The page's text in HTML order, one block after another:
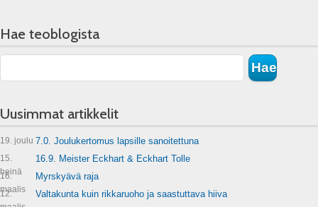
Hae teoblogista
Uusimmat artikkelit
19. joulu 7.0. Joulukertomus lapsille sanoitettuna
15.
heinä
16.9. Meister Eckhart & Eckhart Tolle
16.
maalis
Myrskyävä raja
12.
Valtakunta kuin rikkaruoho ja saastuttava hiiva